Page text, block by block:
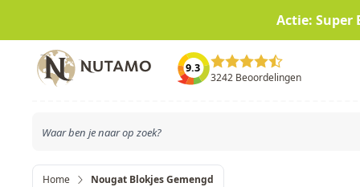
Actie: Super
Ga naar de inhoud
9.3
3242 Beoordelingen
Home Nougat Blokjes Gemengd